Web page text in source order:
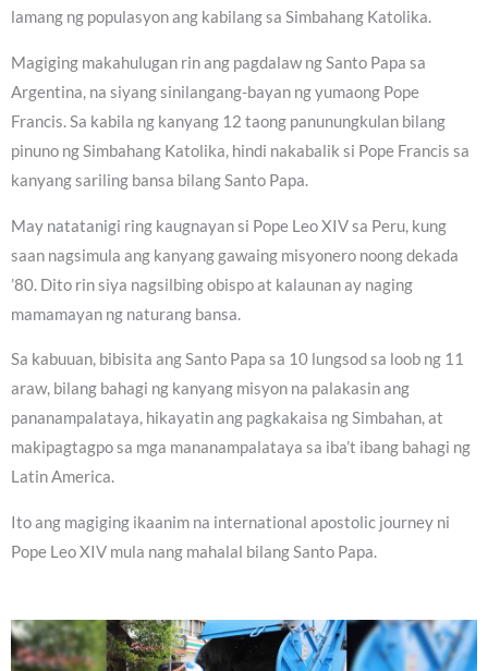
lamang ng populasyon ang kabilang sa Simbahang Katolika.
Magiging makahulugan rin ang pagdalaw ng Santo Papa sa
Argentina, na siyang sinilangang-bayan ng yumaong Pope
Francis. Sa kabila ng kanyang 12 taong panunungkulan bilang
pinuno ng Simbahang Katolika, hindi nakabalik si Pope Francis sa
kanyang sariling bansa bilang Santo Papa.
May natatanigi ring kaugnayan si Pope Leo XIV sa Peru, kung
saan nagsimula ang kanyang gawaing misyonero noong dekada
’80. Dito rin siya nagsilbing obispo at kalaunan ay naging
mamamayan ng naturang bansa.
Sa kabuuan, bibisita ang Santo Papa sa 10 lungsod sa loob ng 11
araw, bilang bahagi ng kanyang misyon na palakasin ang
pananampalataya, hikayatin ang pagkakaisa ng Simbahan, at
makipagtagpo sa mga mananampalataya sa iba’t ibang bahagi ng
Latin America.
Ito ang magiging ikaanim na international apostolic journey ni
Pope Leo XIV mula nang mahalal bilang Santo Papa.